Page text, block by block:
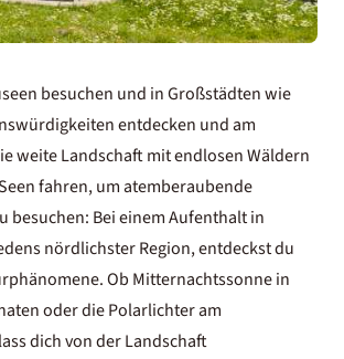
besuchen und in Großstädten wie
entdecken und am
weite Landschaft mit endlosen Wäldern
fahren, um atemberaubende
besuchen: Bei einem Aufenthalt in
nördlichster Region, entdeckst du
Ob Mitternachtssonne in
oder die Polarlichter am
dich von der Landschaft